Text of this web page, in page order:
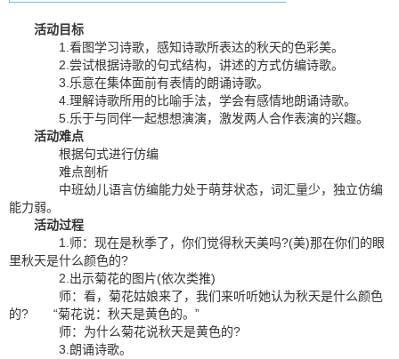
活动目标
1.看图学习诗歌，感知诗歌所表达的秋天的色彩美。
2.尝试根据诗歌的句式结构，讲述的方式仿编诗歌。
3.乐意在集体面前有表情的朗诵诗歌。
4.理解诗歌所用的比喻手法，学会有感情地朗诵诗歌。
5.乐于与同伴一起想想演演，激发两人合作表演的兴趣。
活动难点
根据句式进行仿编
难点剖析
中班幼儿语言仿编能力处于萌芽状态，词汇量少，独立仿编
能力弱。
活动过程
1.师：现在是秋季了，你们觉得秋天美吗?(美)那在你们的眼
里秋天是什么颜色的?
2.出示菊花的图片(依次类推)
师：看，菊花姑娘来了，我们来听听她认为秋天是什么颜色
的? “菊花说：秋天是黄色的。”
师：为什么菊花说秋天是黄色的?
3.朗诵诗歌。